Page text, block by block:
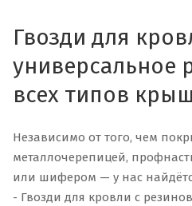
Гвозди для
универсальное
всех типов крыш
Независимо от того, чем
металлочерепицей,
или шифером — у нас
- Гвозди для кровли с